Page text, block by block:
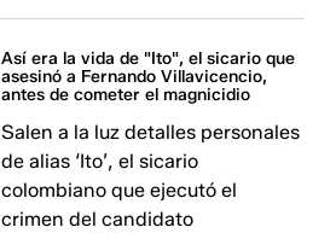
Así era la vida de "Ito", el sicario que
asesinó a Fernando Villavicencio,
antes de cometer el magnicidio
Salen a la luz detalles personales
de alias ‘Ito’, el sicario
colombiano que ejecutó el
crimen del candidato